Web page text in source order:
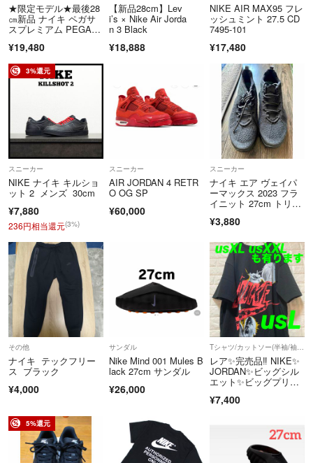
★限定モデル★最後28
㎝新品 ナイキ ペガサ
スプレミアム PEGAS
094 ランニングシュー
ズ
¥19,480
【新品28cm】Lev
i’s × Nike Air Jorda
n 3 Black
¥18,888
NIKE AIR MAX95 フレ
ッシュミント 27.5 CD
7495-101
¥17,480
3%還元
スニーカー
NIKE ナイキ キルショ
ット 2 メンズ 30cm
¥7,880
236円相当還元(3%)
スニーカー
AIR JORDAN 4 RETR
O OG SP
¥60,000
スニーカー
ナイキ エア ヴェイパ
ーマックス 2023 フラ
イニット 27cm トリプ
3
¥3,880
その他
ナイキ テックフリー
ス ブラック
¥4,000
サンダル
Nike Mind 001 Mules B
lack 27cm サンダル
¥26,000
Tシャツ/カットソー(半袖/袖なし)
レア✨完売品‼️ NIKE✨
JORDAN✨ビッグシル
エット✨ビッグプリン
¥7,400
5%還元